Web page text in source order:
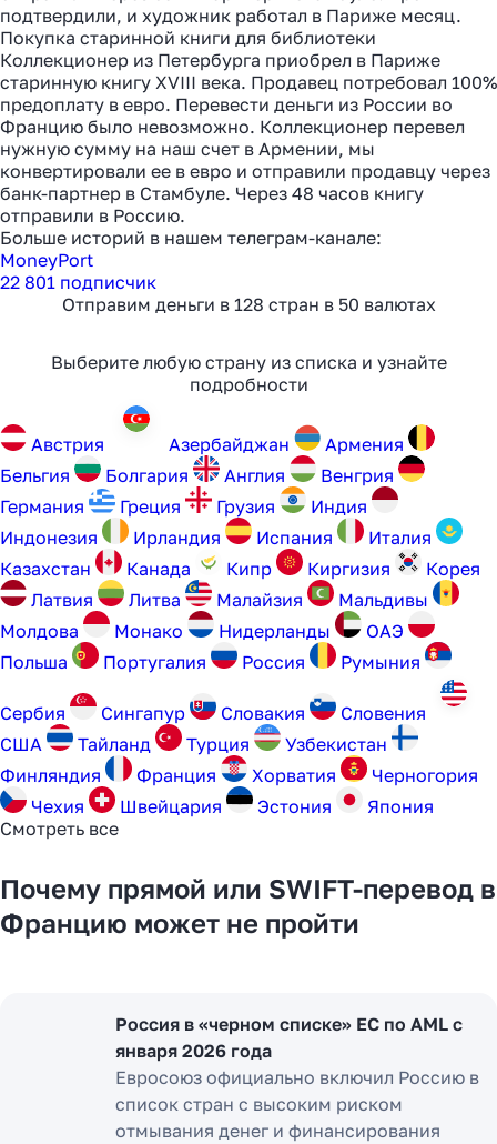
подтвердили, и художник работал в Париже месяц.
Покупка старинной книги для библиотеки
Коллекционер из Петербурга приобрел в Париже
старинную книгу XVIII века. Продавец потребовал 100%
предоплату в евро. Перевести деньги из России во
Францию было невозможно. Коллекционер перевел
нужную сумму на наш счет в Армении, мы
конвертировали ее в евро и отправили продавцу через
банк-партнер в Стамбуле. Через 48 часов книгу
отправили в Россию.
Больше историй в нашем телеграм-канале:
MoneyPort
22 801 подписчик
Отправим деньги в 128 стран в 50 валютах
Выберите любую страну из списка и узнайте
подробности
Австрия Aзербайджан
Армения
Бельгия
Болгария Англия
Венгрия
Германия
Греция Грузия
Индия
Индонезия
Ирландия Испания
Италия
Казахстан
Канада Кипр Киргизия
Корея
Латвия
Литва Малайзия
Мальдивы
Молдова
Монако Нидерланды
ОАЭ
Польша
Португалия Россия Румыния
Сербия Сингапур Словакия
Словения
США
Тайланд Турция
Узбекистан
Финляндия
Франция Хорватия
Черногория
Чехия
Швейцария Эстония
Япония
Смотреть все
Почему прямой или SWIFT-перевод в
Францию может не пройти
Россия в «черном списке» ЕС по AML с
января 2026 года
Евросоюз официально включил Россию в
список стран с высоким риском
отмывания денег и финансирования
Как перевести деньги
за 2 часа вместо 120
Рассказали, почему банки
уступили место платёжным
агентам в 2025 году
Узнать